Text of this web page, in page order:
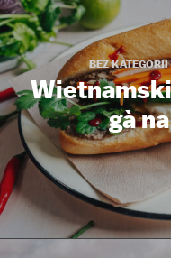
BEZ KATEGORII
gà